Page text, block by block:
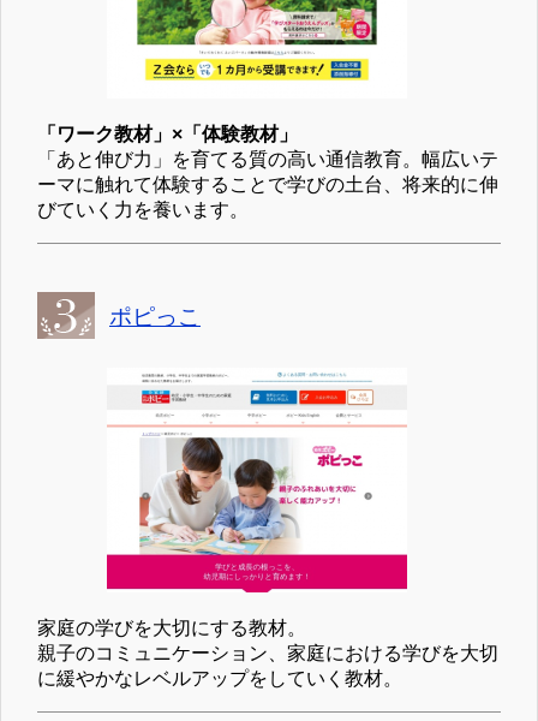
「ワーク教材」×「体験教材」
「あと伸び力」を育てる質の高い通信教育。幅広いテ
ーマに触れて体験することで学びの土台、将来的に伸
びていく力を養います。
ポピっこ
家庭の学びを大切にする教材。
親子のコミュニケーション、家庭における学びを大切
に緩やかなレベルアップをしていく教材。